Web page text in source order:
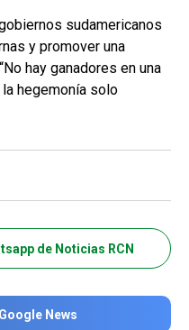
sudamericanos
y promover una
hay ganadores en una
hegemonía solo
de Noticias RCN
News